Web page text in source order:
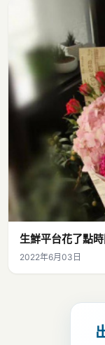
生鮮平台花了點
2022年6月03日